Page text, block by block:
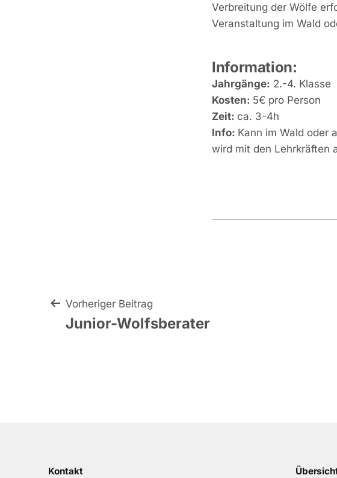
Verbreitung der Wölfe
Veranstaltung im Wald
Information:
Jahrgänge: 2.-4. Klasse
Kosten: 5€ pro Person
Zeit: ca. 3-4h
Info: Kann im Wald oder
wird mit den Lehrkräften
Beitragsnavigation
Vorheriger Beitrag
Junior-Wolfsberater
Kontakt